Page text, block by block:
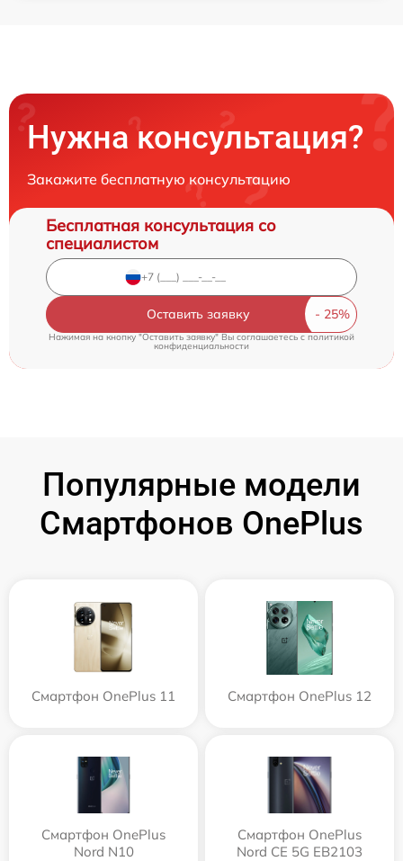
Нужна консультация?
Закажите бесплатную консультацию
Бесплатная консультация со
специалистом
Оставить заявку
Нажимая на кнопку "Оставить заявку" Вы соглашаетесь cполитикой
конфиденциальности
Популярные модели
Смартфонов OnePlus
Смартфон OnePlus 11 Смартфон OnePlus 12
Смартфон OnePlus
Nord N10
Смартфон OnePlus
Nord CE 5G EB2103